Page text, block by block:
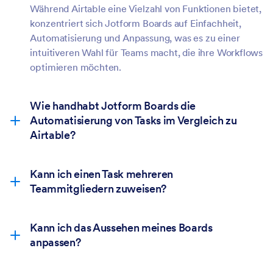
Während Airtable eine Vielzahl von Funktionen bietet,
konzentriert sich Jotform Boards auf Einfachheit,
Automatisierung und Anpassung, was es zu einer
intuitiveren Wahl für Teams macht, die ihre Workflows
optimieren möchten.
Wie handhabt Jotform Boards die
Automatisierung von Tasks im Vergleich zu
Airtable?
Kann ich einen Task mehreren
Teammitgliedern zuweisen?
Kann ich das Aussehen meines Boards
anpassen?